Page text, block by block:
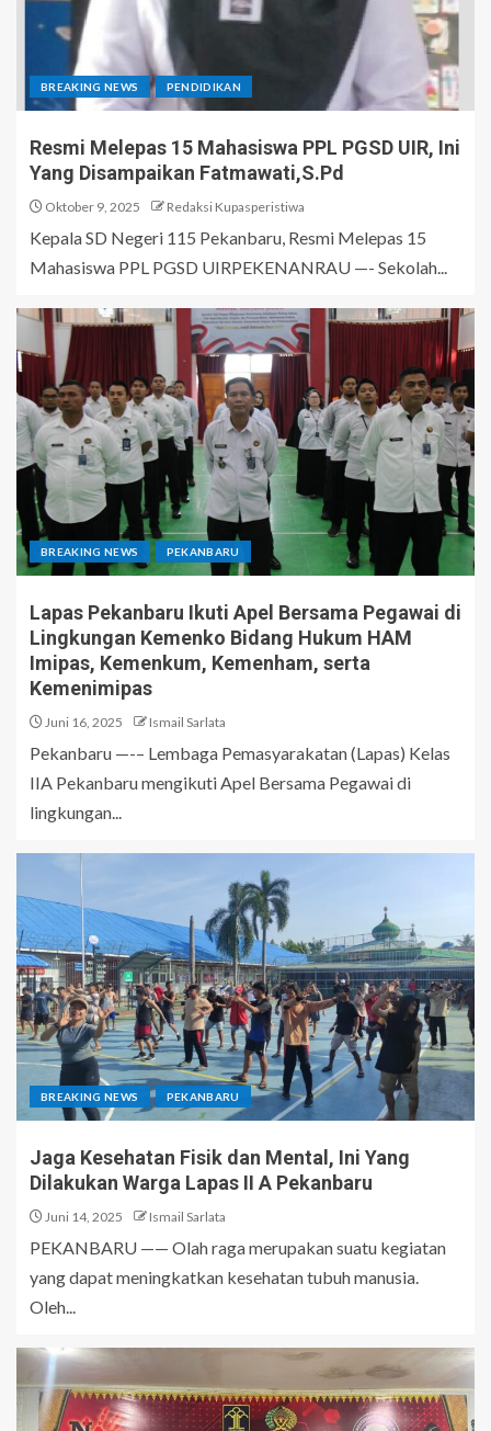
BREAKING NEWS PENDIDIKAN
Resmi Melepas 15 Mahasiswa PPL PGSD UIR, Ini
Yang Disampaikan Fatmawati,S.Pd
Oktober 9, 2025 Redaksi Kupasperistiwa
Kepala SD Negeri 115 Pekanbaru, Resmi Melepas 15
Mahasiswa PPL PGSD UIRPEKENANRAU —- Sekolah...
BREAKING NEWS PEKANBARU
Lapas Pekanbaru Ikuti Apel Bersama Pegawai di
Lingkungan Kemenko Bidang Hukum HAM
Imipas, Kemenkum, Kemenham, serta
Kemenimipas
Juni 16, 2025 Ismail Sarlata
Pekanbaru —-– Lembaga Pemasyarakatan (Lapas) Kelas
IIA Pekanbaru mengikuti Apel Bersama Pegawai di
lingkungan...
BREAKING NEWS PEKANBARU
Jaga Kesehatan Fisik dan Mental, Ini Yang
Dilakukan Warga Lapas II A Pekanbaru
Juni 14, 2025 Ismail Sarlata
PEKANBARU —— Olah raga merupakan suatu kegiatan
yang dapat meningkatkan kesehatan tubuh manusia.
Oleh...